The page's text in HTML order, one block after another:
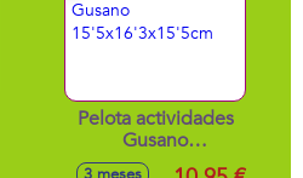
Pelota actividades
Gusano
15'5x16'3x15'5cm